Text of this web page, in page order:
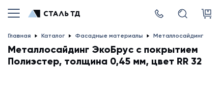
Главная Каталог Фасадные материалы Металлосайдинг
Металлосайдинг ЭкоБрус с покрытием
Полиэстер, толщина 0,45 мм, цвет RR 32